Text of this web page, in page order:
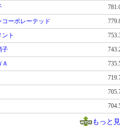
コーポレーテッド
ト
子
Ａ
もっと